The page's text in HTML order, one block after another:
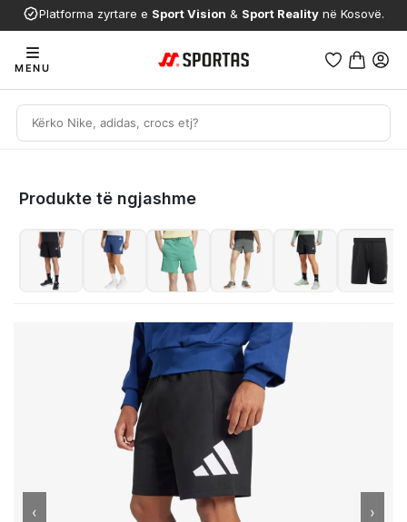
Platforma zyrtare e Sport Vision & Sport Reality në Kosovë.
MENU
Produkte të ngjashme
‹ ›